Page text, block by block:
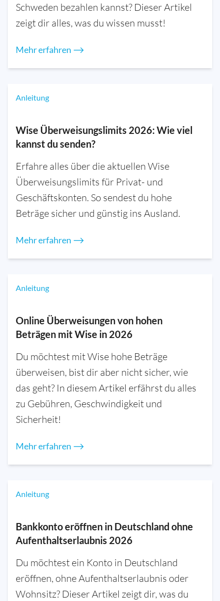
Schweden bezahlen kannst? Dieser Artikel
zeigt dir alles, was du wissen musst!
Mehr erfahren ⟶
Anleitung
Wise Überweisungslimits 2026: Wie viel
kannst du senden?
Erfahre alles über die aktuellen Wise
Überweisungslimits für Privat- und
Geschäftskonten. So sendest du hohe
Beträge sicher und günstig ins Ausland.
Mehr erfahren ⟶
Anleitung
Online Überweisungen von hohen
Beträgen mit Wise in 2026
Du möchtest mit Wise hohe Beträge
überweisen, bist dir aber nicht sicher, wie
das geht? In diesem Artikel erfährst du alles
zu Gebühren, Geschwindigkeit und
Sicherheit!
Mehr erfahren ⟶
Anleitung
Bankkonto eröffnen in Deutschland ohne
Aufenthaltserlaubnis 2026
Du möchtest ein Konto in Deutschland
eröffnen, ohne Aufenthaltserlaubnis oder
Wohnsitz? Dieser Artikel zeigt dir, was du